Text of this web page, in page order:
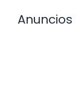
Anuncios